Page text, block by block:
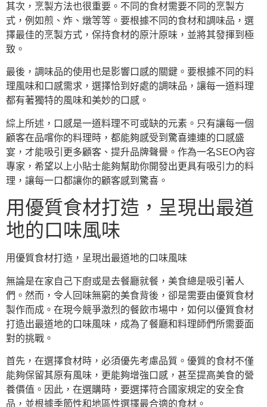
其次，烹製方法也很重要。不同的食材需要不同的烹製方
式，例如煎、炸、燉等等。要根據不同的食材和調味品，選
擇最佳的烹製方式，保持食材的原汁原味，並將其發揮到極
致。
最後，調味品的使用也是影響口感的關鍵。要根據不同的料
理風味和口感需求，選擇恰到好處的調味品，讓每一道料理
都有著獨特的風味和美妙的口感。
綜上所述，口感是一道料理不可或缺的元素。只有讓每一個
顧客在品嚐你的料理時，都能夠感受到驚喜連連的口感盛
宴，才能吸引更多顧客、提升品牌聲譽。作為一名SEO內容
專家，希望以上小貼士能夠幫助你開發出更具有吸引力的料
理，讓每一口都讓你的顧客感到驚喜。
用優質食材打造，呈現出最道
地的口味風味
用優質食材打造，呈現出最道地的口味風味
無論是在家自己下廚或是去餐廳就餐，美食總是吸引著人
們。然而，令人回味無窮的美食背後，卻是需要由優質食材
製作而成。在現今競爭激烈的餐飲市場中，如何以優質食材
打造出最道地的口味風味，成為了餐廳和料理師們所需要面
對的挑戰。
首先，在選擇食材時，必須優先考慮品質。優質的食材不僅
能夠保留其原有風味，更能夠增強口感，甚至提高美食的營
養價值。因此，在選購時，要選擇符合國家規定的安全食
品，並根據季節性和地區性選擇最合適的食材。